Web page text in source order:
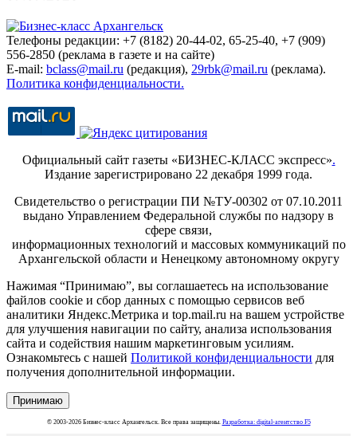
Телефоны редакции: +7 (8182) 20-44-02, 65-25-40, +7 (909)
556-2850 (реклама в газете и на сайте)
E-mail: bclass@mail.ru (редакция), 29rbk@mail.ru (реклама).
Политика конфиденциальности.
Официальный сайт газеты «БИЗНЕС-КЛАСС экспресс».
Издание зарегистрировано 22 декабря 1999 года.
Свидетельство о регистрации ПИ №ТУ-00302 от 07.10.2011
выдано Управлением Федеральной службы по надзору в
сфере связи,
информационных технологий и массовых коммуникаций по
Архангельской области и Ненецкому автономному округу
Нажимая “Принимаю”, вы соглашаетесь на использование
файлов cookie и сбор данных с помощью сервисов веб
аналитики Яндекс.Метрика и top.mail.ru на вашем устройстве
для улучшения навигации по сайту, анализа использования
сайта и содействия нашим маркетинговым усилиям.
Ознакомьтесь с нашей Политикой конфиденциальности для
получения дополнительной информации.
Принимаю
© 2003-2026 Бизнес-класс Архангельск. Все права защищены. Разработка: digital-агентство F5